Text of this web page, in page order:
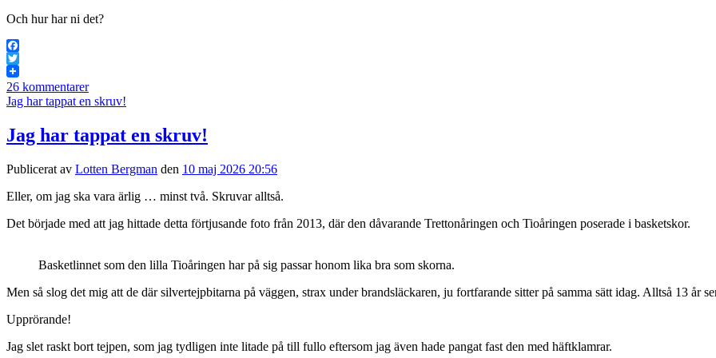
Och hur har ni det?
Facebook
Twitter
26 kommentarer
Jag har tappat en skruv!
Jag har tappat en skruv!
Publicerat av Lotten Bergman den 10 maj 2026 20:56
Eller, om jag ska vara ärlig … minst två. Skruvar alltså.
Det började med att jag hittade detta förtjusande foto från 2013, där den dåvarande Trettonåringen och Tioåringen poserade i basketskor.
Basketlinnet som den lilla Tioåringen har på sig passar honom lika bra som skorna.
Men så slog det mig att de där silvertejpbitarna på väggen, strax under brandsläckaren, ju fortfarande sitter på samma sätt idag. Alltså 13 år
Upprörande!
Jag slet raskt bort tejpen, som jag tydligen inte litade på till fullo eftersom jag även hade pangat fast den med häftklamrar.